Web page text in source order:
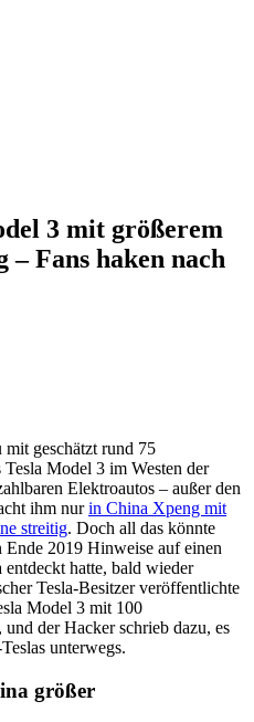
3 mit größerem
Fans haken nach
geschätzt rund 75
Model 3 im Westen der
Elektroautos – außer den
ihm nurin China Xpeng mit
streitig. Doch all das könnte
Ende 2019 Hinweise auf einen
hatte, bald wieder
Tesla-Besitzer veröffentlichte
Model 3 mit 100
der Hacker schrieb dazu, es
unterwegs.
größer